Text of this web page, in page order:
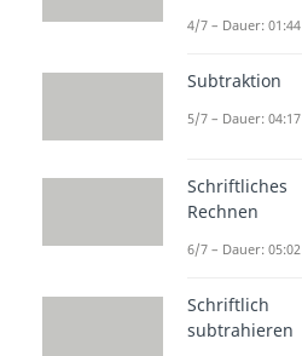
4/7 – Dauer: 01:44
Subtraktion
5/7 – Dauer: 04:17
Schriftliches
Rechnen
6/7 – Dauer: 05:02
Schriftlich
subtrahieren